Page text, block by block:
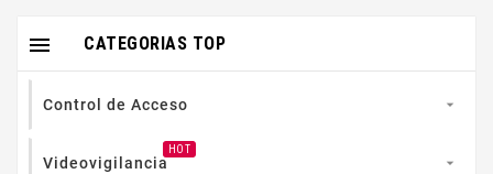
CATEGORIAS TOP

Control de Acceso 
Videovigilancia
HOT
